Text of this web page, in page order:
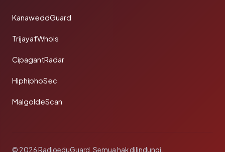
KanaweddGuard
TrijayafWhois
CipagantRadar
HiphiphoSec
MalgoldeScan
© 2026 RadioeduGuard. Semua hak dilindungi.